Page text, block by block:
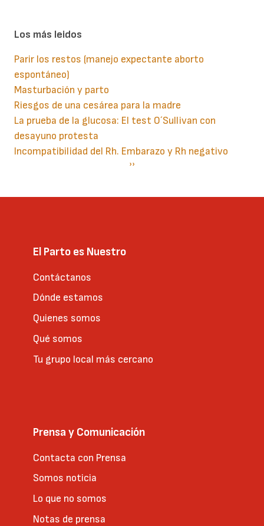
Los más leidos
Parir los restos (manejo expectante aborto
espontáneo)
Masturbación y parto
Riesgos de una cesárea para la madre
La prueba de la glucosa: El test O´Sullivan con
desayuno protesta
Incompatibilidad del Rh. Embarazo y Rh negativo
Siguiente
››
El Parto es Nuestro
Contáctanos
Dónde estamos
Quienes somos
Qué somos
Tu grupo local más cercano
Prensa y Comunicación
Contacta con Prensa
Somos noticia
Lo que no somos
Notas de prensa